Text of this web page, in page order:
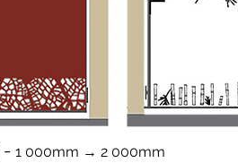
- 1 000mm → 2 000mm